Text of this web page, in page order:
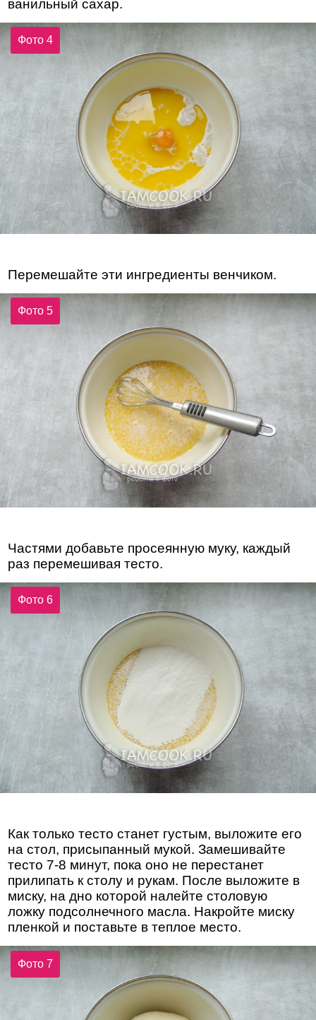
ванильный сахар.
Фото 4
Перемешайте эти ингредиенты венчиком.
Фото 5
Частями добавьте просеянную муку, каждый
раз перемешивая тесто.
Фото 6
Как только тесто станет густым, выложите его
на стол, присыпанный мукой. Замешивайте
тесто 7-8 минут, пока оно не перестанет
прилипать к столу и рукам. После выложите в
миску, на дно которой налейте столовую
ложку подсолнечного масла. Накройте миску
пленкой и поставьте в теплое место.
Фото 7